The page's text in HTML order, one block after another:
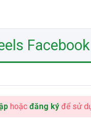
Facebook
hoặc đăng kýđể sử